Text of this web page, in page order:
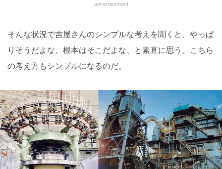
advertisement
そんな状況で吉屋さんのシンプルな考えを聞くと、やっぱ
りそうだよな、根本はそこだよな、と素直に思う。こちら
の考え方もシンプルになるのだ。